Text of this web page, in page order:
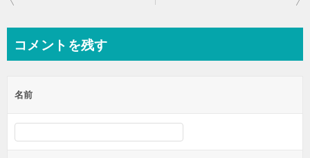
ビ
ー
シ
ョ
コメントを残す
名前